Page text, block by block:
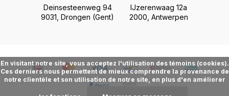
Deinsesteenweg 94
9031, Drongen (Gent)
IJzerenwaag 12a
2000, Antwerpen
En visitant notre site, vous acceptez l'utilisation des témoins (cookies).
Ces derniers nous permettent de mieux comprendre la provenance de
notre clientèle et son utilisation de notre site, en plus d'en améliorer